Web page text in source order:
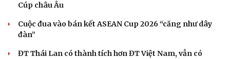
Cúp châu Âu
Cuộc đua vào bán kết ASEAN Cup 2026 “căng như dây
đàn”
ĐT Thái Lan có thành tích hơn ĐT Việt Nam, vẫn có